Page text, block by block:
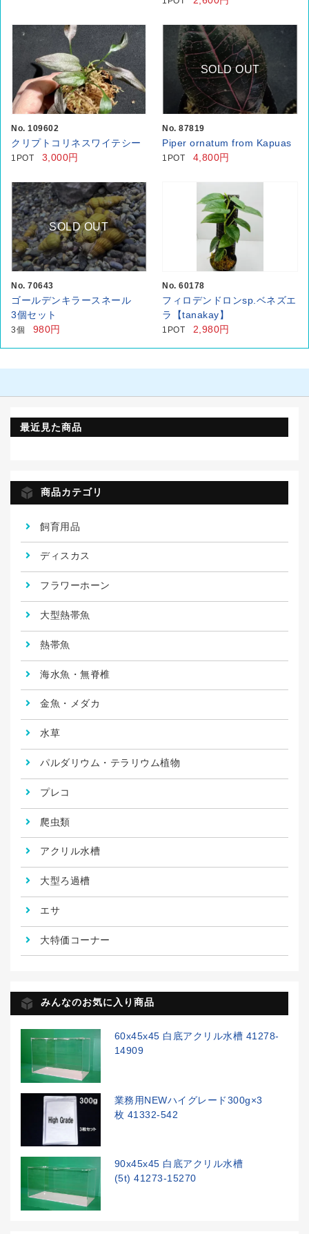
No. 109602
クリプトコリネスワイテシー
1POT 3,000円
SOLD OUT
No. 87819
Piper ornatum from Kapuas
1POT 4,800円
SOLD OUT
No. 70643
ゴールデンキラースネール
3個セット
3個 980円
No. 60178
フィロデンドロンsp.ベネズエ
ラ【tanakay】
1POT 2,980円
最近見た商品
商品カテゴリ
飼育用品
ディスカス
フラワーホーン
大型熱帯魚
熱帯魚
海水魚・無脊椎
金魚・メダカ
水草
パルダリウム・テラリウム植物
プレコ
爬虫類
アクリル水槽
大型ろ過槽
エサ
大特価コーナー
みんなのお気に入り商品
60x45x45 白底アクリル水槽 41278-
14909
業務用NEWハイグレード300g×3
枚 41332-542
90x45x45 白底アクリル水槽
(5t) 41273-15270